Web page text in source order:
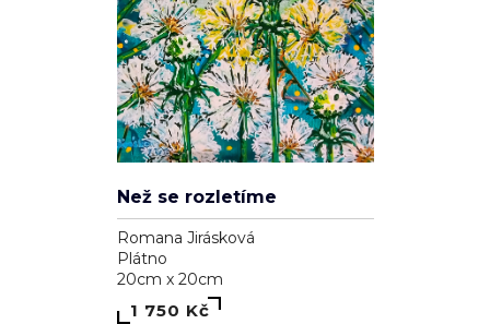
Než se rozletíme
Romana Jirásková
Plátno
20cm x 20cm
1 750 Kč